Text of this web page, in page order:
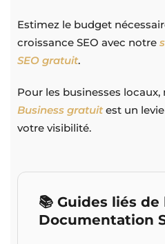
Estimez le budget
croissance SEO avec notre
SEO gratuit.
Pour les businesses locaux,
Business gratuitest un
votre visibilité.
📚 Guides liés de
Documentation